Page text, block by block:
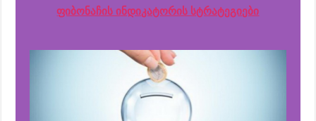
ფიბონაჩის ინდიკატორის სტრატეგიები